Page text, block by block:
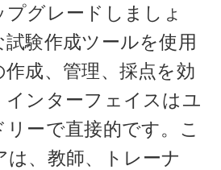
グレードしましょ
験作成ツールを使用
成、管理、採点を効
ンターフェイスはユ
ーで直接的です。こ
、教師、トレーナ